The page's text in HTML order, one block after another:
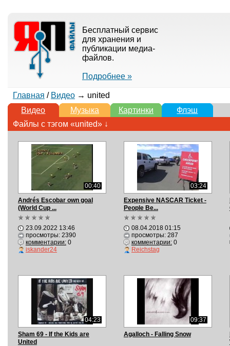
Бесплатный сервис
для хранения и
публикации медиа-
файлов.
Подробнее »
Главная / Видео→ united
Видео
Музыка Картинки
Флэш
Файлы с тэгом «united» ↓
00:40
Andrés Escobar own goal
(World Cup ...
23.09.2022 13:46
просмотры: 2390
комментарии:0
iskander24
03:24
Expensive NASCAR Ticket -
People Be...
08.04.2018 01:15
просмотры: 287
комментарии:0
Reichstag
04:23
Sham 69 - If the Kids are
United
09:37
Agalloch - Falling Snow